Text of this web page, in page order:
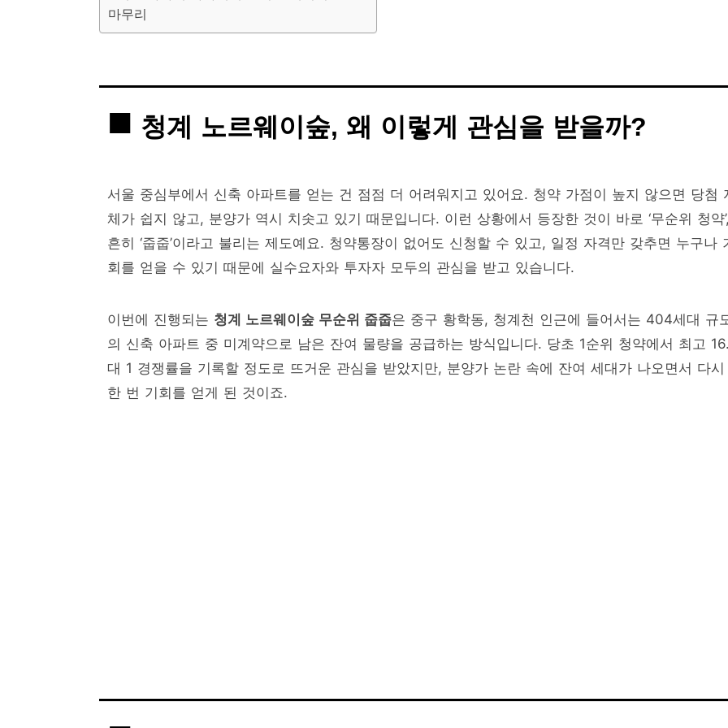
마무리
청계 노르웨이숲, 왜 이렇게 관심을 받을까?
서울 중심부에서 신축 아파트를 얻는 건 점점 더 어려워지고 있어요. 청약 가점이 높지 않으면 당첨
체가 쉽지 않고, 분양가 역시 치솟고 있기 때문입니다. 이런 상황에서 등장한 것이 바로 ‘무순위 청약’,
흔히 ‘줍줍’이라고 불리는 제도예요. 청약통장이 없어도 신청할 수 있고, 일정 자격만 갖추면 누구나
회를 얻을 수 있기 때문에 실수요자와 투자자 모두의 관심을 받고 있습니다.
이번에 진행되는 청계 노르웨이숲 무순위 줍줍은 중구 황학동, 청계천 인근에 들어서는 404세대 규
의 신축 아파트 중 미계약으로 남은 잔여 물량을 공급하는 방식입니다. 당초 1순위 청약에서 최고
대 1 경쟁률을 기록할 정도로 뜨거운 관심을 받았지만, 분양가 논란 속에 잔여 세대가 나오면서 다시
한 번 기회를 얻게 된 것이죠.